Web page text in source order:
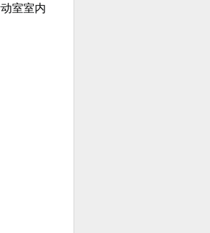
室室内